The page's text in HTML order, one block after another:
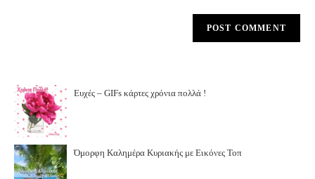
Ευχές – GIFs κάρτες χρόνια πολλά !
Όμορφη Καλημέρα Κυριακής με Εικόνες Τοπ